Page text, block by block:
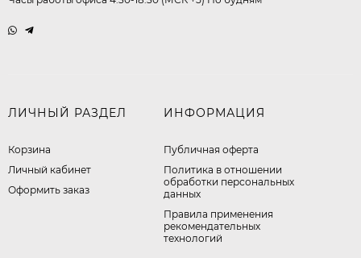
ЛИЧНЫЙ РАЗДЕЛ
Корзина
Личный кабинет
Оформить заказ
ИНФОРМАЦИЯ
Публичная оферта
​Политика в отношении
обработки персональных
данных
Правила применения
рекомендательных
технологий